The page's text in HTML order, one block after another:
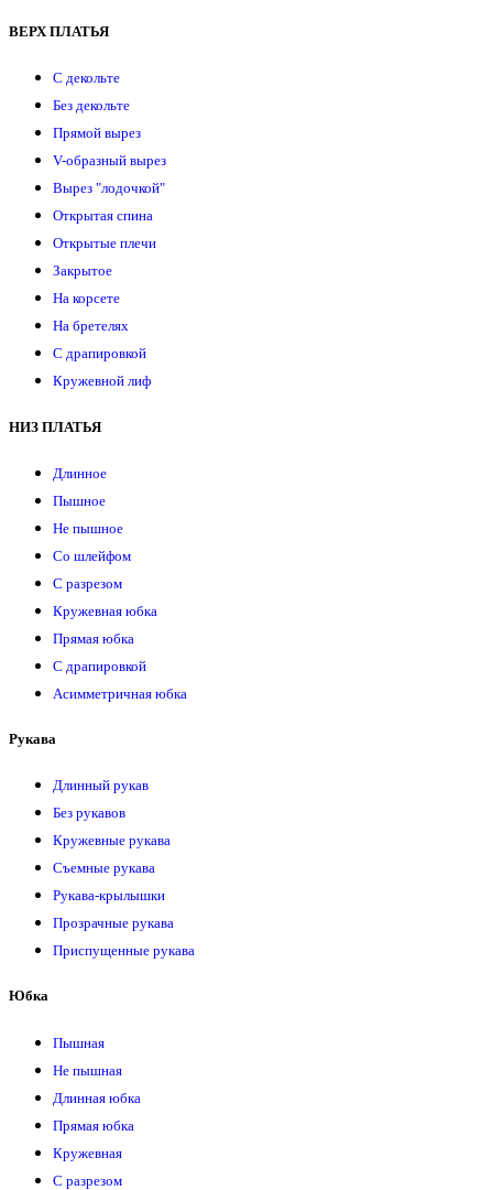
ВЕРХ ПЛАТЬЯ
С декольте
Без декольте
Прямой вырез
V-образный вырез
Вырез "лодочкой"
Открытая спина
Открытые плечи
Закрытое
На корсете
На бретелях
С драпировкой
Кружевной лиф
НИЗ ПЛАТЬЯ
Длинное
Пышное
Не пышное
Со шлейфом
С разрезом
Кружевная юбка
Прямая юбка
С драпировкой
Асимметричная юбка
Рукава
Длинный рукав
Без рукавов
Кружевные рукава
Съемные рукава
Рукава-крылышки
Прозрачные рукава
Приспущенные рукава
Юбка
Пышная
Не пышная
Длинная юбка
Прямая юбка
Кружевная
С разрезом